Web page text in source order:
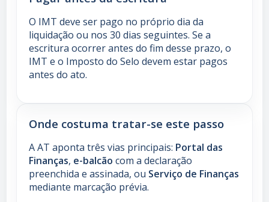
O IMT deve ser pago no próprio dia da
liquidação ou nos 30 dias seguintes. Se a
escritura ocorrer antes do fim desse prazo, o
IMT e o Imposto do Selo devem estar pagos
antes do ato.
Onde costuma tratar-se este passo
A AT aponta três vias principais: Portal das
Finanças, e-balcão com a declaração
preenchida e assinada, ou Serviço de Finanças
mediante marcação prévia.